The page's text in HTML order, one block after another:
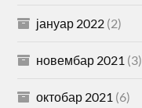
јануар 2022 (2)
новембар 2021 (3)
октобар 2021 (6)